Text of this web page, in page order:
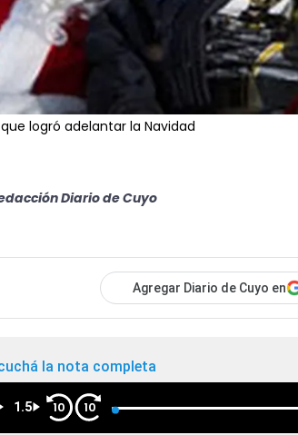
logró adelantar la Navidad
Diario de Cuyo
Agregar Diario de Cuyo en
la nota completa
1.5 10 10